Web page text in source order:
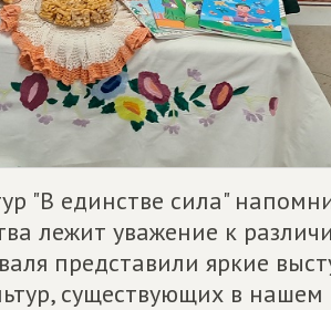
"В единстве сила"
лежит уважение к
представили яркие
существующих в нашем